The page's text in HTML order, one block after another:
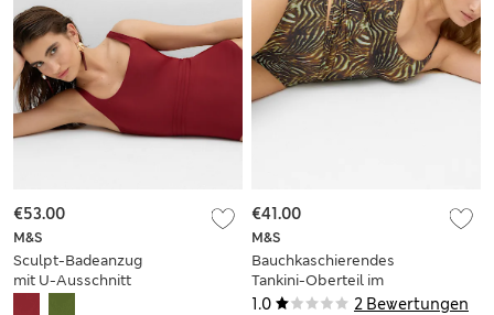
M&S
Sculpt-Badeanzug
mit U-Ausschnitt
€53.00
1.0 2 Bewertungen
M&S
Bauchkaschierendes
Tankini-Oberteil im
Plunge-Stil mit
€41.00